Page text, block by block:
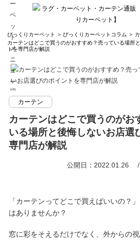
info
びっくりカーペット びっくりカーペットコラム
カーテンはどこで買うのがおすすめ？売っている場所
トを専門店が解説
カーテン
カーテンはどこで買うのがお
いる場所と後悔しないお店選
専門店が解説
公開日：2022.01.26
「カーテンってどこで買えばいいの？
はありませんか？
窓に彩をそえるだけでなく、外からの